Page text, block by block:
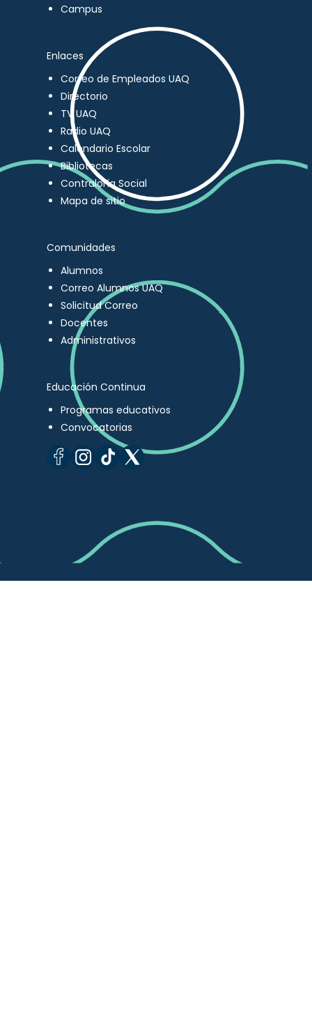
Campus
Enlaces
Correo de Empleados UAQ
Directorio
TV UAQ
Radio UAQ
Calendario Escolar
Bibliotecas
Contraloría Social
Mapa de sitio
Comunidades
Alumnos
Correo Alumnos UAQ
Solicitud Correo
Docentes
Administrativos
Educación Continua
Programas educativos
Convocatorias